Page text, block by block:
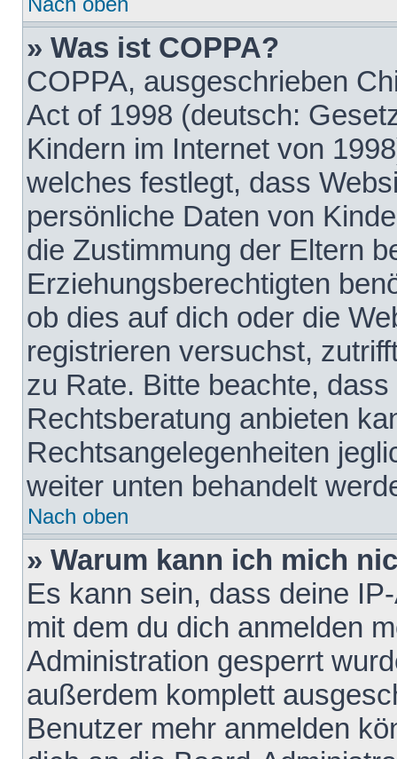
» Was ist COPPA?
COPPA, ausgeschrieben
Act of 1998 (deutsch:
Kindern im Internet von
welches festlegt, dass
persönliche Daten von
die Zustimmung der Eltern
Erziehungsberechtigten
ob dies auf dich oder die
registrieren versuchst,
zu Rate. Bitte beachte,
Rechtsberatung anbieten
Rechtsangelegenheiten
weiter unten behandelt
Nach oben
» Warum kann ich mich
Es kann sein, dass deine
mit dem du dich anmelden
Administration gesperrt
außerdem komplett
Benutzer mehr anmelden